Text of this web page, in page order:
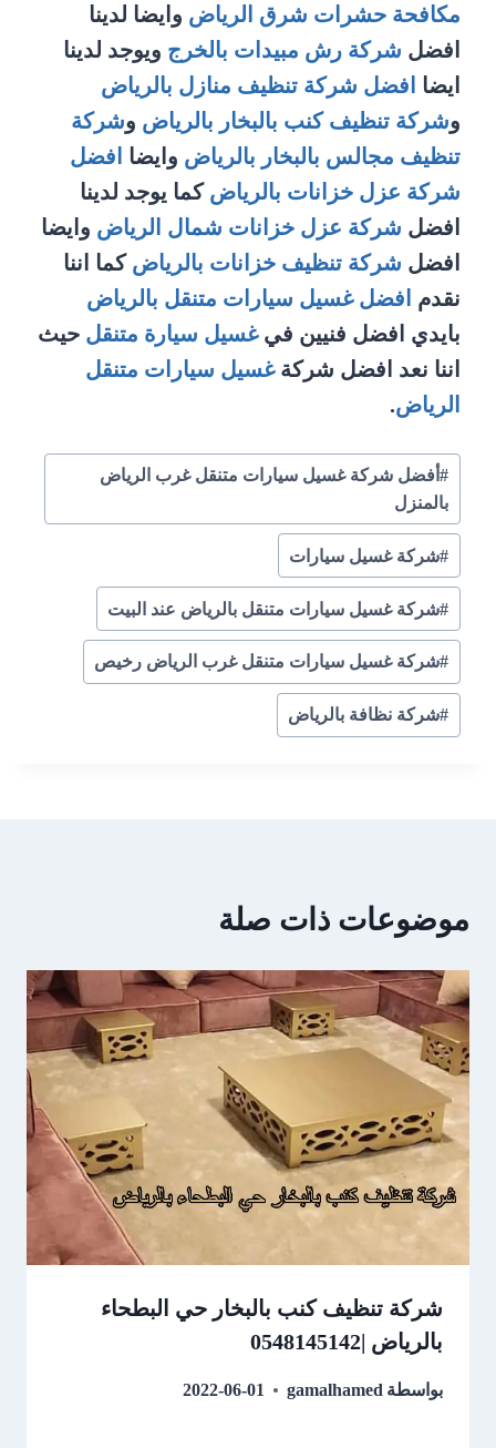
مكافحة حشرات شرق الرياض وايضا لدينا
افضل شركة رش مبيدات بالخرج ويوجد لدينا
ايضا
افضل شركة تنظيف منازل بالرياض
وشركة تنظيف كنب بالبخار بالرياض وشركة
تنظيف مجالس بالبخار بالرياض وايضا
افضل
شركة عزل خزانات بالرياض كما يوجد لدينا
افضل شركة عزل خزانات شمال الرياض وايضا
افضل شركة تنظيف خزانات بالرياض كما اننا
نقدم افضل غسيل سيارات متنقل بالرياض
بايدي افضل فنيين فيغسيل سيارة متنقل حيث
اننا نعد افضل شركةغسيل سيارات متنقل
الرياض.
وسوم
المقال:
#أفضل شركة غسيل سيارات متنقل غرب الرياض
بالمنزل
#شركة غسيل سيارات
#شركة غسيل سيارات متنقل بالرياض عند البيت
#شركة غسيل سيارات متنقل غرب الرياض رخيص
#شركة نظافة بالرياض
موضوعات ذات صلة
شركة تنظيف كنب بالبخار حي البطحاء
بالرياض |0548145142
بواسطة gamalhamed
2022-06-01